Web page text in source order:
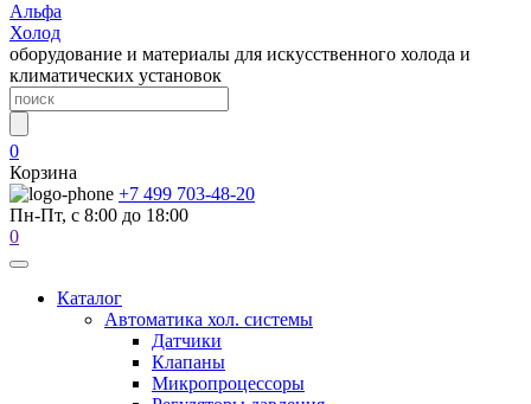
Альфа
Холод
оборудование и материалы для искусственного холода и
климатических установок
0
Корзина
+7 499 703-48-20
Пн-Пт, с 8:00 до 18:00
0
Каталог
Автоматика хол. системы
Датчики
Клапаны
Микропроцессоры